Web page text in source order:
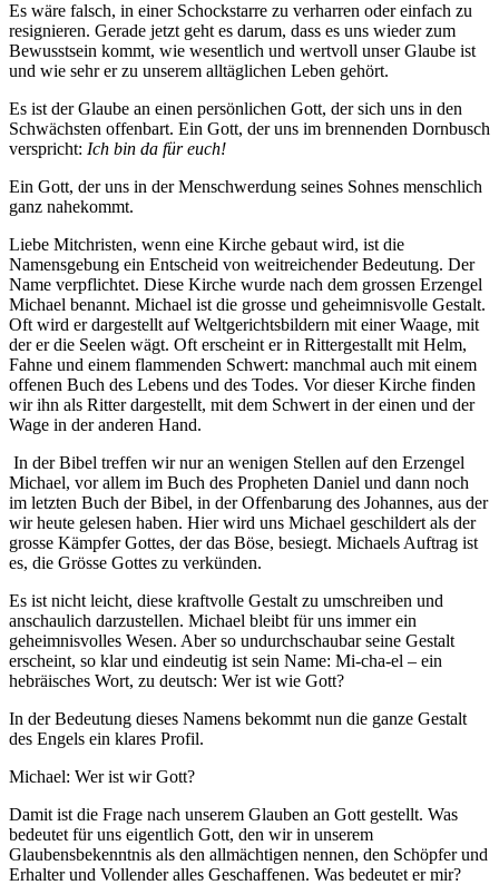
Es wäre falsch, in einer Schockstarre zu verharren oder einfach zu
resignieren. Gerade jetzt geht es darum, dass es uns wieder zum
Bewusstsein kommt, wie wesentlich und wertvoll unser Glaube ist
und wie sehr er zu unserem alltäglichen Leben gehört.
Es ist der Glaube an einen persönlichen Gott, der sich uns in den
Schwächsten offenbart. Ein Gott, der uns im brennenden Dornbusch
verspricht: Ich bin da für euch!
Ein Gott, der uns in der Menschwerdung seines Sohnes menschlich
ganz nahekommt.
Liebe Mitchristen, wenn eine Kirche gebaut wird, ist die
Namensgebung ein Entscheid von weitreichender Bedeutung. Der
Name verpflichtet. Diese Kirche wurde nach dem grossen Erzengel
Michael benannt. Michael ist die grosse und geheimnisvolle Gestalt.
Oft wird er dargestellt auf Weltgerichtsbildern mit einer Waage, mit
der er die Seelen wägt. Oft erscheint er in Rittergestallt mit Helm,
Fahne und einem flammenden Schwert: manchmal auch mit einem
offenen Buch des Lebens und des Todes. Vor dieser Kirche finden
wir ihn als Ritter dargestellt, mit dem Schwert in der einen und der
Wage in der anderen Hand.
In der Bibel treffen wir nur an wenigen Stellen auf den Erzengel
Michael, vor allem im Buch des Propheten Daniel und dann noch
im letzten Buch der Bibel, in der Offenbarung des Johannes, aus der
wir heute gelesen haben. Hier wird uns Michael geschildert als der
grosse Kämpfer Gottes, der das Böse, besiegt. Michaels Auftrag ist
es, die Grösse Gottes zu verkünden.
Es ist nicht leicht, diese kraftvolle Gestalt zu umschreiben und
anschaulich darzustellen. Michael bleibt für uns immer ein
geheimnisvolles Wesen. Aber so undurchschaubar seine Gestalt
erscheint, so klar und eindeutig ist sein Name: Mi-cha-el – ein
hebräisches Wort, zu deutsch: Wer ist wie Gott?
In der Bedeutung dieses Namens bekommt nun die ganze Gestalt
des Engels ein klares Profil.
Michael: Wer ist wir Gott?
Damit ist die Frage nach unserem Glauben an Gott gestellt. Was
bedeutet für uns eigentlich Gott, den wir in unserem
Glaubensbekenntnis als den allmächtigen nennen, den Schöpfer und
Erhalter und Vollender alles Geschaffenen. Was bedeutet er mir?